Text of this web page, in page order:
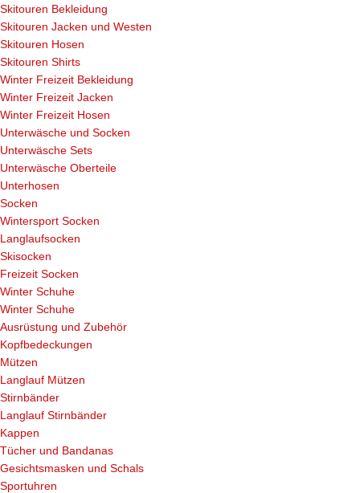
Skitouren Bekleidung
Skitouren Jacken und Westen
Skitouren Hosen
Skitouren Shirts
Winter Freizeit Bekleidung
Winter Freizeit Jacken
Winter Freizeit Hosen
Unterwäsche und Socken
Unterwäsche Sets
Unterwäsche Oberteile
Unterhosen
Socken
Wintersport Socken
Langlaufsocken
Skisocken
Freizeit Socken
Winter Schuhe
Winter Schuhe
Ausrüstung und Zubehör
Kopfbedeckungen
Mützen
Langlauf Mützen
Stirnbänder
Langlauf Stirnbänder
Kappen
Tücher und Bandanas
Gesichtsmasken und Schals
Sportuhren